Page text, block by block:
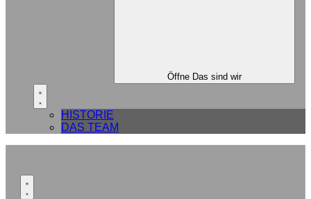
Öffne Das sind wir
HISTORIE
DAS TEAM